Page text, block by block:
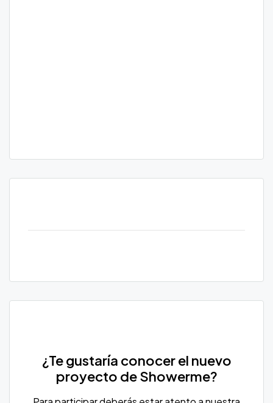
¿Te gustaría conocer el nuevo
proyecto de Showerme?